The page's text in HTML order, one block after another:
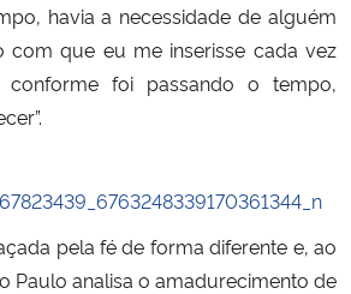
havia a necessidade de alguém
com que eu me inserisse cada vez
foi passando o tempo,
pela fé de forma diferente e, ao
Paulo analisa o amadurecimento de